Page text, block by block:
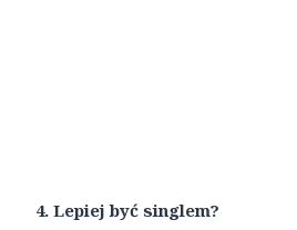
4. Lepiej być singlem?